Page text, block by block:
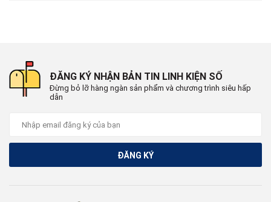
ĐĂNG KÝ NHẬN BẢN TIN LINH KIỆN SỐ
Đừng bỏ lỡ hàng ngàn sản phẩm và chương trình siêu hấp
dẫn
ĐĂNG KÝ